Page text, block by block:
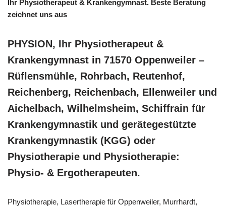
Ihr Physiotherapeut & Krankengymnast. Beste Beratung
zeichnet uns aus
PHYSION, Ihr Physiotherapeut &
Krankengymnast in 71570 Oppenweiler –
Rüflensmühle, Rohrbach, Reutenhof,
Reichenberg, Reichenbach, Ellenweiler und
Aichelbach, Wilhelmsheim, Schiffrain für
Krankengymnastik und gerätegestützte
Krankengymnastik (KGG) oder
Physiotherapie und Physiotherapie:
Physio- & Ergotherapeuten.
Physiotherapie, Lasertherapie für Oppenweiler, Murrhardt,